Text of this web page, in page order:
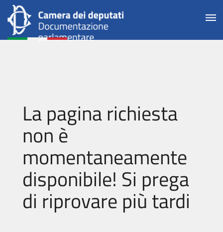
La pagina richiesta
non è
momentaneamente
disponibile! Si prega
di riprovare più tardi